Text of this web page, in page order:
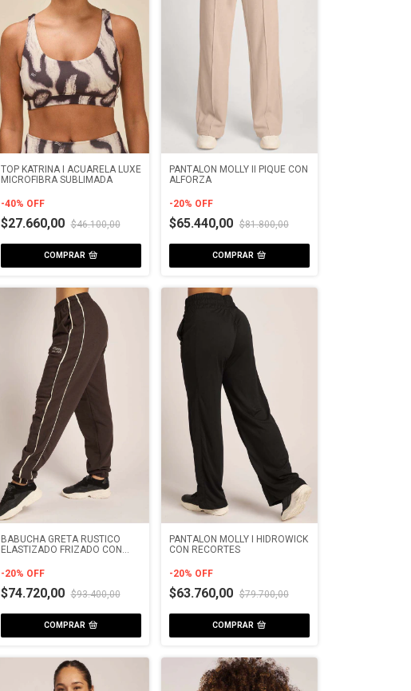
TOP KATRINA I ACUARELA LUXE
MICROFIBRA SUBLIMADA
-40% OFF
$27.660,00 $46.100,00
COMPRAR
PANTALON MOLLY II PIQUÉ CON
ALFORZA
-20% OFF
$65.440,00 $81.800,00
COMPRAR
BABUCHA GRETA RUSTICO
ELASTIZADO FRIZADO CON
-20% OFF
$74.720,00 $93.400,00
COMPRAR
PANTALON MOLLY I HIDROWICK
CON RECORTES
-20% OFF
$63.760,00 $79.700,00
COMPRAR